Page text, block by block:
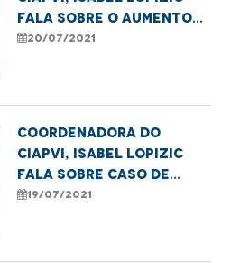
fala sobre o aumento
de denúncias de
20/07/2021
Coordenadora do
CIAPVI, Isabel Lopizic
fala sobre caso de
violência de idosa de 94
19/07/2021